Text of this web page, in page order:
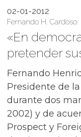
02-01-2012
Fernando H. Cardoso:
«En
pretender
Fernando
Presidente de
durante dos
2002) y de
Prospect y